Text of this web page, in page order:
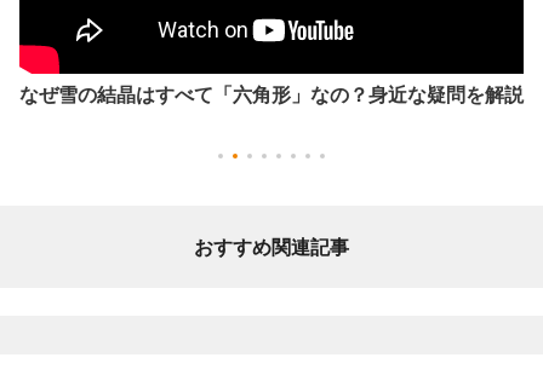
なぜ雪の結晶はすべて「六角形」なの？身近な疑問を解説
おすすめ関連記事